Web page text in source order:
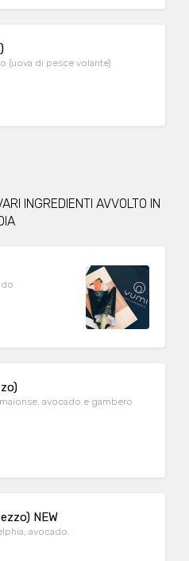
(uova di pesce volante)
INGREDIENTI AVVOLTO IN
avocado e gambero
NEW
avocado.